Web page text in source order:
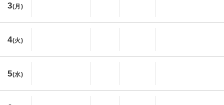
3(月)
4(火)
5(水)